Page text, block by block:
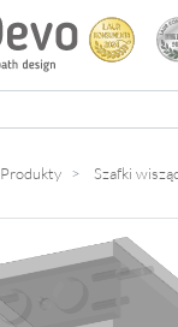
Produkty Szafki